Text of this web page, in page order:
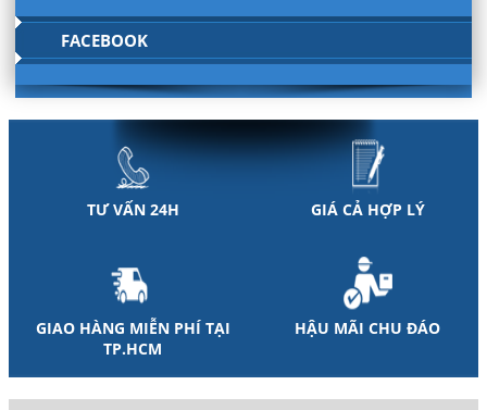
FACEBOOK
TƯ VẤN 24H GIÁ CẢ HỢP LÝ
GIAO HÀNG MIỄN PHÍ TẠI
TP.HCM
HẬU MÃI CHU ĐÁO